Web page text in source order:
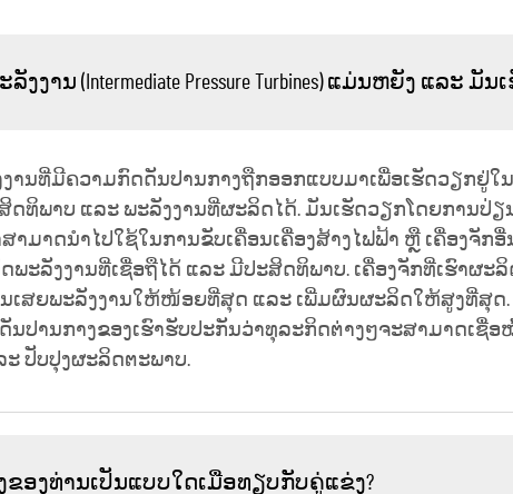
ນ (Intermediate Pressure Turbines) ແມ່ນຫຍັງ ແລະ ມັ
ານທີ່ມີຄວາມກົດດັນປານກາງຖືກອອກແບບມາເພື່ອເຮັດວຽກຢູ່ໃ
ທິພາບ ແລະ ພະລັງງານທີ່ຜະລິດໄດ້. ມັນເຮັດວຽກໂດຍການປ່
ສາມາດນຳໄປໃຊ້ໃນການຂັບເຄື່ອນເຄື່ອງສ້າງໄຟຟ້າ ຫຼື ເຄື່ອງຈັ
ະລັງງານທີ່ເຊື່ອຖືໄດ້ ແລະ ມີປະສິດທິພາບ. ເຄື່ອງຈັກທີ່ເຮົາຜະ
ສຍພະລັງງານໃຫ້ໜ້ອຍທີ່ສຸດ ແລະ ເພີ່ມຜົນຜະລິດໃຫ້ສູງທີ່ສຸດ.
ປານກາງຂອງເຮົາຮັບປະກັນວ່າທຸລະກິດຕ່າງໆຈະສາມາດເຊື່
ປັບປຸງຜະລິດຕະພາບ.
ອງທ່ານເປັນແບບໃດເມື່ອທຽບກັບຄູ່ແຂ່ງ?